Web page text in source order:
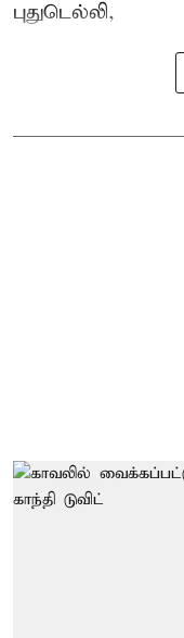
புதுடெல்லி,